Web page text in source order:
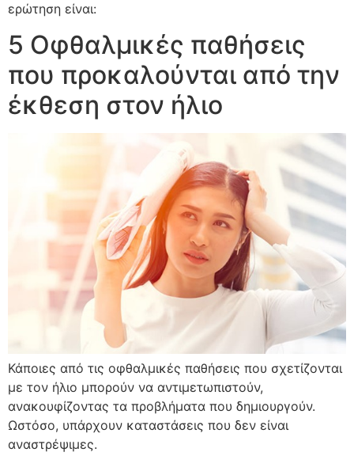
ερώτηση είναι:
5 Οφθαλμικές παθήσεις
που προκαλούνται από την
έκθεση στον ήλιο
Κάποιες από τις οφθαλμικές παθήσεις που σχετίζονται
με τον ήλιο μπορούν να αντιμετωπιστούν,
ανακουφίζοντας τα προβλήματα που δημιουργούν.
Ωστόσο, υπάρχουν καταστάσεις που δεν είναι
αναστρέψιμες.